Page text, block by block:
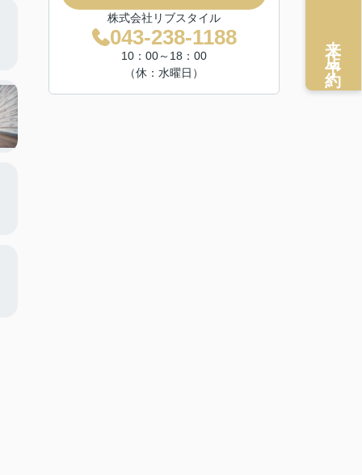
株式会社リブスタイル
043-238-1188
10：00～18：00
（休：水曜日）
来店予約